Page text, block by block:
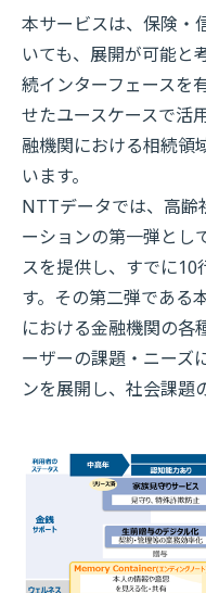
本サービスは、保険・
いても、展開が可能と
続インターフェースを
せたユースケースで活
融機関における相続領
います。
NTTデータでは、高齢
ーションの第一弾とし
スを提供し、すでに10
す。その第二弾である
における金融機関の各
ーザーの課題・ニーズ
ンを展開し、社会課題